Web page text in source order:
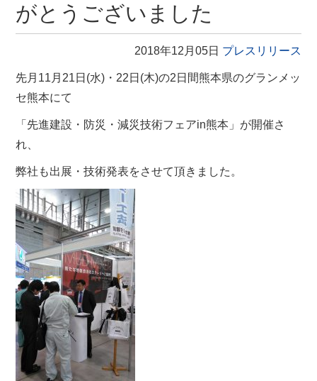
がとうございました
2018年12月05日 プレスリリース
先月11月21日(水)・22日(木)の2日間熊本県のグランメッ
セ熊本にて
「先進建設・防災・減災技術フェアin熊本」が開催さ
れ、
弊社も出展・技術発表をさせて頂きました。